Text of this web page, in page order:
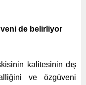
de belirliyor
kalitesinin dış
ve özgüveni